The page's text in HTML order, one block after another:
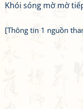
Khói sóng mờ mờ
[Thông tin 1 nguồn